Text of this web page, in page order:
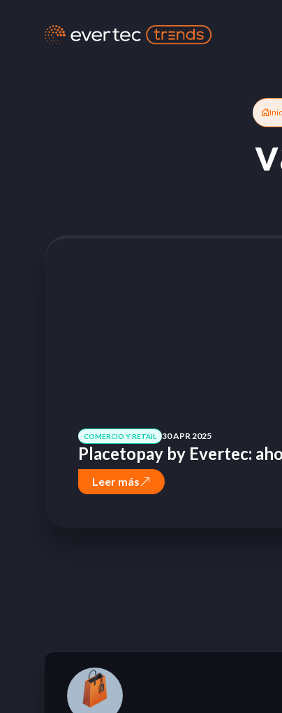
COMERCIO Y RETAIL 30 APR 2025
Placetopay by Evertec:
Leer más